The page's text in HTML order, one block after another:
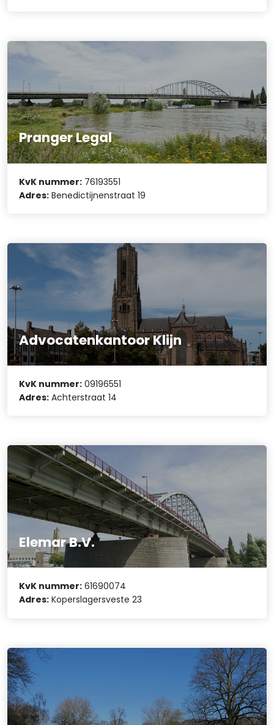
Pranger Legal
KvK nummer: 76193551
Adres: Benedictijnenstraat 19
Advocatenkantoor Klijn
KvK nummer: 09196551
Adres: Achterstraat 14
Elemar B.V.
KvK nummer: 61690074
Adres: Koperslagersveste 23